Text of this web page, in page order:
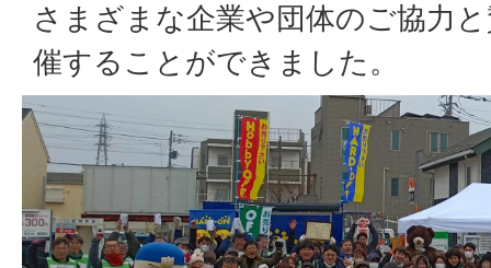
さまざまな企業や団体のご協力
催することができました。